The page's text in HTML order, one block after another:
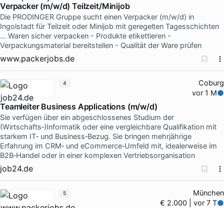
Verpacker (m/w/d) Teilzeit/Minijob
Die PRODINGER Gruppe sucht einen Verpacker (m/w/d) in
Ingolstadt für Teilzeit oder Minijob mit geregelten Tagesschichten
… Waren sicher verpacken - Produkte etikettieren -
Verpackungsmaterial bereitstellen - Qualität der Ware prüfen
www.packerjobs.de
Coburg
vor 1 M
Teamleiter Business Applications (m/w/d)
Sie verfügen über ein abgeschlossenes Studium der
(Wirtschafts‑)Informatik oder eine vergleichbare Qualifikation mit
starkem IT‑ und Business‑Bezug. Sie bringen mehrjährige
Erfahrung im CRM‑ und eCommerce‑Umfeld mit, idealerweise im
B2B‑Handel oder in einer komplexen Vertriebsorganisation
job24.de
4
München
€ 2.000 | vor 7 T
5